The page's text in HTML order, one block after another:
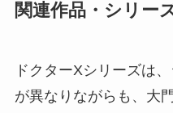
関連作品・シリー
ドクターXシリーズは
が異なりながらも、大